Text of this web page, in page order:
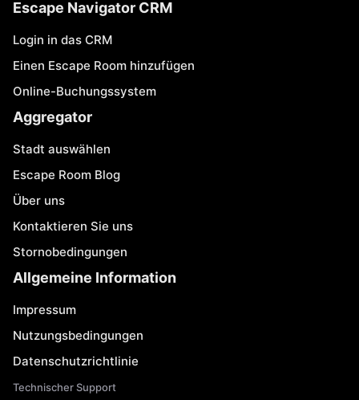
Escape Navigator CRM
Login in das CRM
Einen Escape Room hinzufügen
Online-Buchungssystem
Aggregator
Stadt auswählen
Escape Room Blog
Über uns
Kontaktieren Sie uns
Stornobedingungen
Allgemeine Information
Impressum
Nutzungsbedingungen
Datenschutzrichtlinie
Technischer Support